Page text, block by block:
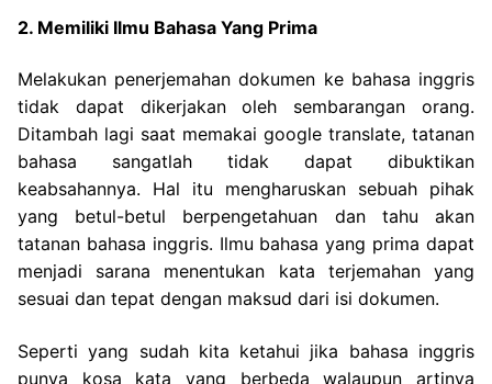
2. Memiliki Ilmu Bahasa Yang Prima
Melakukan penerjemahan dokumen ke bahasa inggris
tidak dapat dikerjakan oleh sembarangan orang.
Ditambah lagi saat memakai google translate, tatanan
bahasa sangatlah tidak dapat dibuktikan
keabsahannya. Hal itu mengharuskan sebuah pihak
yang betul-betul berpengetahuan dan tahu akan
tatanan bahasa inggris. Ilmu bahasa yang prima dapat
menjadi sarana menentukan kata terjemahan yang
sesuai dan tepat dengan maksud dari isi dokumen.
Seperti yang sudah kita ketahui jika bahasa inggris
punya kosa kata yang berbeda walaupun artinya